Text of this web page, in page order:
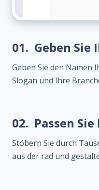
01. Geben Sie
Geben Sie den Namen
Slogan und Ihre
02. Passen
Stöbern Sie durch
aus der rad und